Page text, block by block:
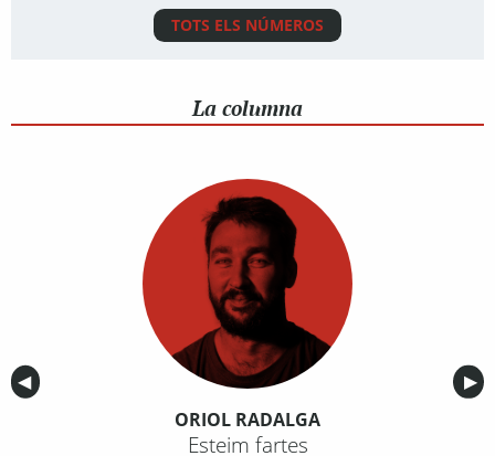
TOTS ELS NÚMEROS
La columna
Anterior
◀︎ ▶︎
ORIOL RADALGA
Esteim fartes